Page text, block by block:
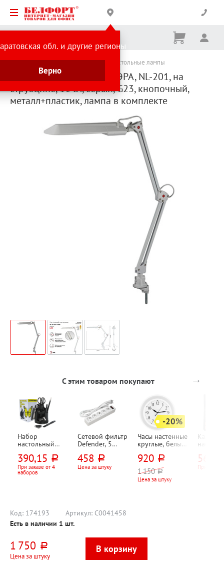
обл. и другие регионы
Верно
Корзина
Ничего
Каталог товаров Источники света Настольные лампы
Светильник настольный ЭРА, NL-201, на
струбцине, 11 Вт, серый, G23, кнопочный,
металл+пластик, лампа в комплекте
С этим товаром покупают →
Набор
настольный
Dolce Costo, 13
предметов, 10
отд., черный
390,15 руб.
При заказе от 4
наборов
Сетевой фильтр
Defender, 5
белый, 10А,
евровилка (CEE
458 руб.
Цена за штуку
-20%
Часы настенные
круглые, белые,
м, Тройка,
пластик,
механизм
кварц., 1*AA,
920 руб.
1 150 руб.
Цена за штуку
12-
При
Код: 174193 Артикул: C0041458
Есть в наличии 1 шт.
1 750 руб.
Цена за штуку